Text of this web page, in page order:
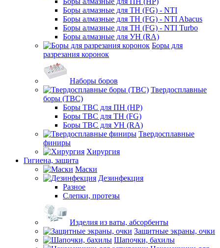
Боры алмазные для ТН (FG) - NTI
Боры алмазные для ТН (FG) - NTI Abacus
Боры алмазные для ТН (FG) - NTI Turbo
Боры алмазные для УН (RA)
Боры для
разрезания коронок
Наборы боров
Твердосплавные
боры (ТВС)
Боры ТВС для ПН (HP)
Боры ТВС для ТН (FG)
Боры ТВС для УН (RA)
Твердосплавные
финиры
Хирургия
Гигиена, защита
Маски
Дезинфекция
Разное
Слепки, протезы
Изделия из ваты, абсорбенты
Защитные экраны, очки
Шапочки, бахилы